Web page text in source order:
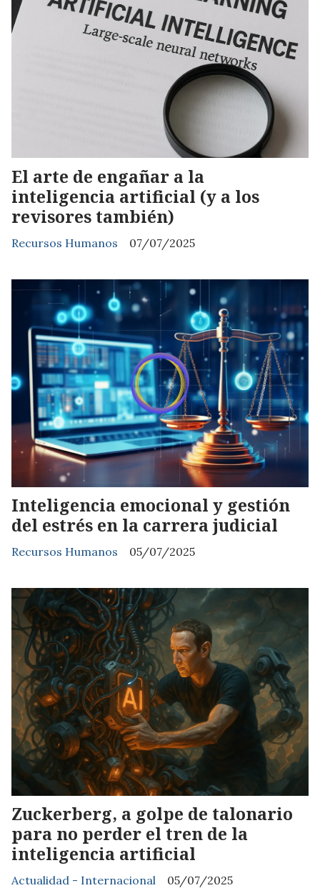
El arte de engañar a la
inteligencia artificial (y a los
revisores también)
Recursos Humanos 07/07/2025
Inteligencia emocional y gestión
del estrés en la carrera judicial
Recursos Humanos 05/07/2025
Zuckerberg, a golpe de talonario
para no perder el tren de la
inteligencia artificial
Actualidad - Internacional 05/07/2025